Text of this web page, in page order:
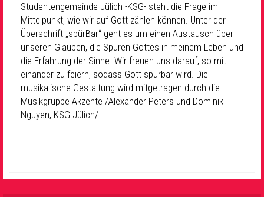
Studentengemeinde Jülich -KSG- steht die Frage im
Mittelpunkt, wie wir auf Gott zählen können. Unter der
Überschrift „spürBar“ geht es um einen Austausch über
unseren Glauben, die Spuren Gottes in meinem Leben und
die Erfahrung der Sinne. Wir freuen uns darauf, so mit-
einander zu feiern, sodass Gott spürbar wird. Die
musikalische Gestaltung wird mitgetragen durch die
Musikgruppe Akzente /Alexander Peters und Dominik
Nguyen, KSG Jülich/